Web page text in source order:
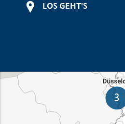
LOS GEHT'S